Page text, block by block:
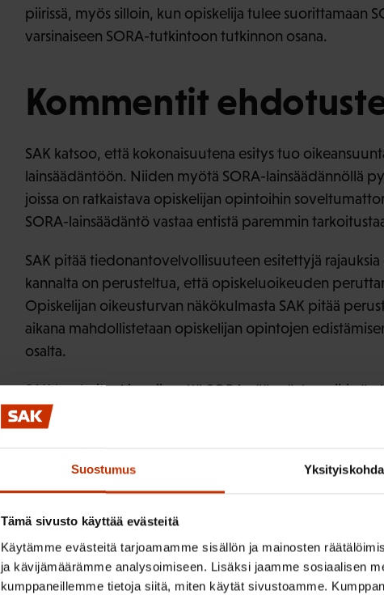
Suostumus
Tämä sivusto käyttää evästeitä
Käytämme evästeitä tarjoamamme sisällön ja mainosten
ja kävijämäärämme analysoimiseen. Lisäksi jaamme sosiaalisen
kumppaneillemme tietoja siitä, miten käytät sivustoamme.
piirissä, myös silloin, kun opiskelija tulee suorittamaan
varsinaiseen SORA-tutkintoon tutkinnon osana.
Kommentit
SAK katsoo, että kokonaisuutena esitys tuo
lainsäädäntöön. Niiden myötä SORA-lainsäädännöllä
joissa on ratkaistava opiskelijan opintoihin
SORA-lainsäädäntö vastaa entistä paremmin
SAK pitää tiedonantovelvollisuuteen esitettyjä
kannalta on perusteltua, että opiskeluoikeuden
Opiskelijan oikeusturvan näkökulmasta SAK pitää
aikana mahdollistetaan opiskelijan opintojen
osalta.
SAK tuo kuitenkin esiin, että SORA-säännösten piirissä
haavoittuvassa asemassa olevien asiakas- ja
liittyvissä ammateissa. Siksi SORA-prosessissa tulee
tietojenantovelvoitetta tarvittaessa laajemmin myös
Opiskelijalla olisi oikeus saada opiskeluoikeuden
järjestäjältä ja korkeakoululta ns. jälkiohjausta muuhun
tarkoituksenmukaisten palveluiden piiriin
toiseen koulutukseen olisi jatkossa mahdollista vain